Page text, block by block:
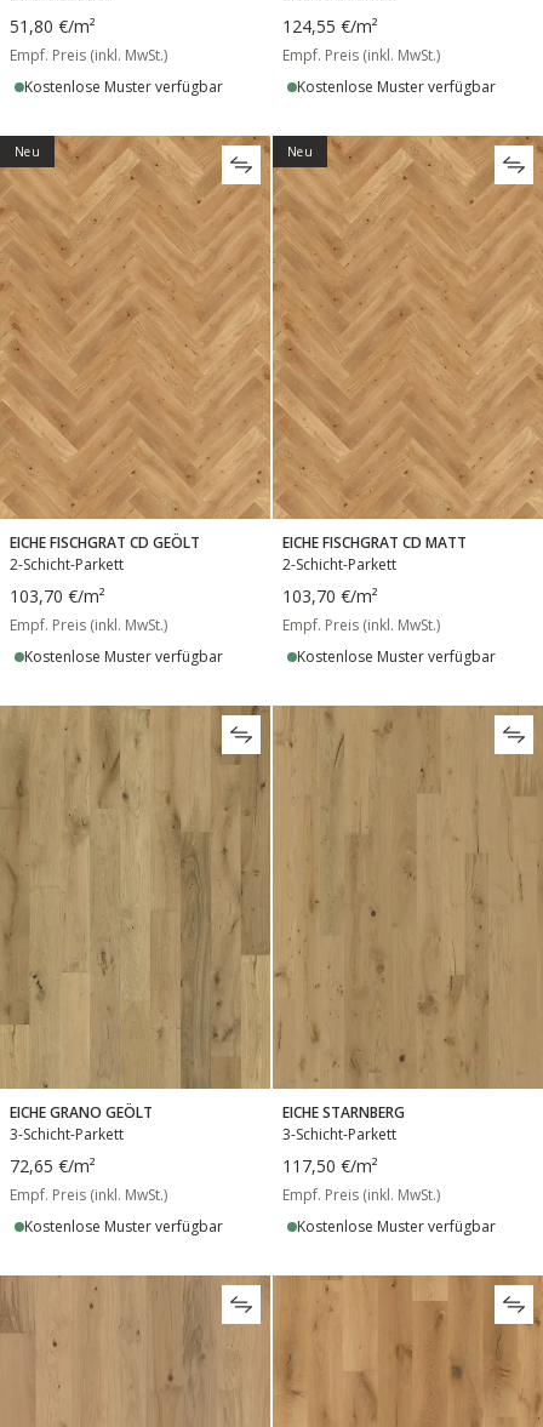
51,80 €/m²
Empf. Preis (inkl. MwSt.)
Kostenlose Muster verfügbar
124,55 €/m²
Empf. Preis (inkl. MwSt.)
Kostenlose Muster verfügbar
Neu
EICHE FISCHGRAT CD GEÖLT
2-Schicht-Parkett
103,70 €/m²
Empf. Preis (inkl. MwSt.)
Kostenlose Muster verfügbar
Neu
EICHE FISCHGRAT CD MATT
2-Schicht-Parkett
103,70 €/m²
Empf. Preis (inkl. MwSt.)
Kostenlose Muster verfügbar
EICHE GRANO GEÖLT
3-Schicht-Parkett
72,65 €/m²
Empf. Preis (inkl. MwSt.)
Kostenlose Muster verfügbar
EICHE STARNBERG
3-Schicht-Parkett
117,50 €/m²
Empf. Preis (inkl. MwSt.)
Kostenlose Muster verfügbar